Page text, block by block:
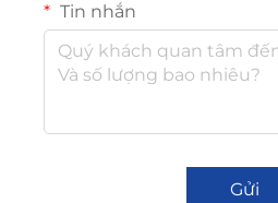
Tin nhắn
Gửi